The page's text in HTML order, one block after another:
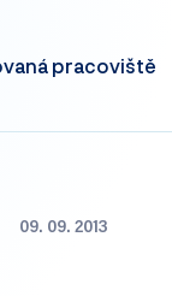
pracoviště
09. 09. 2013